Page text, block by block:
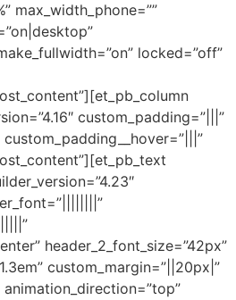
max_width_phone=””
locked=”off”
custom_padding=”|||”
header_2_font_size=”42px”
custom_margin=”||20px|”
animation_direction=”top”